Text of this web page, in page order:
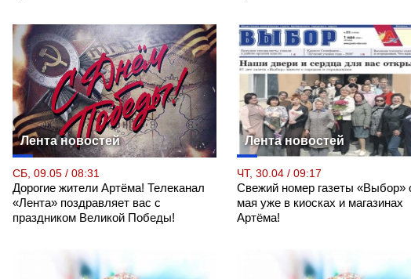
Лента новостей
СБ, 09.05 / 08:31
Дорогие жители Артёма! Телеканал
«Лента» поздравляет вас с
праздником Великой Победы!
Лента новостей
ЧТ, 30.04 / 09:17
Свежий номер газеты «Выбор»
мая уже в киосках и магазинах
Артёма!